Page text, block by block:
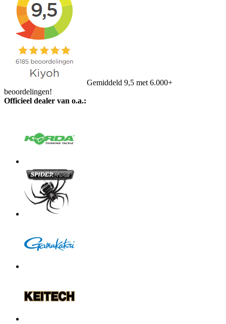
Gemiddeld 9,5 met 6.000+
beoordelingen!
Officieel dealer van o.a.: